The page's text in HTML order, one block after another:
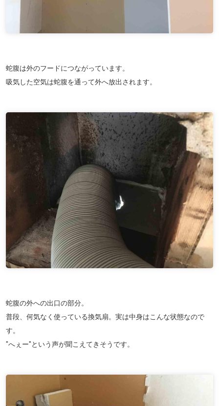
蛇腹は外のフードにつながっています。
吸気した空気は蛇腹を通って外へ放出されます。
蛇腹の外への出口の部分。
普段、何気なく使っている換気扇。実は中身はこんな状態なので
す。
"へぇー"という声が聞こえてきそうです。